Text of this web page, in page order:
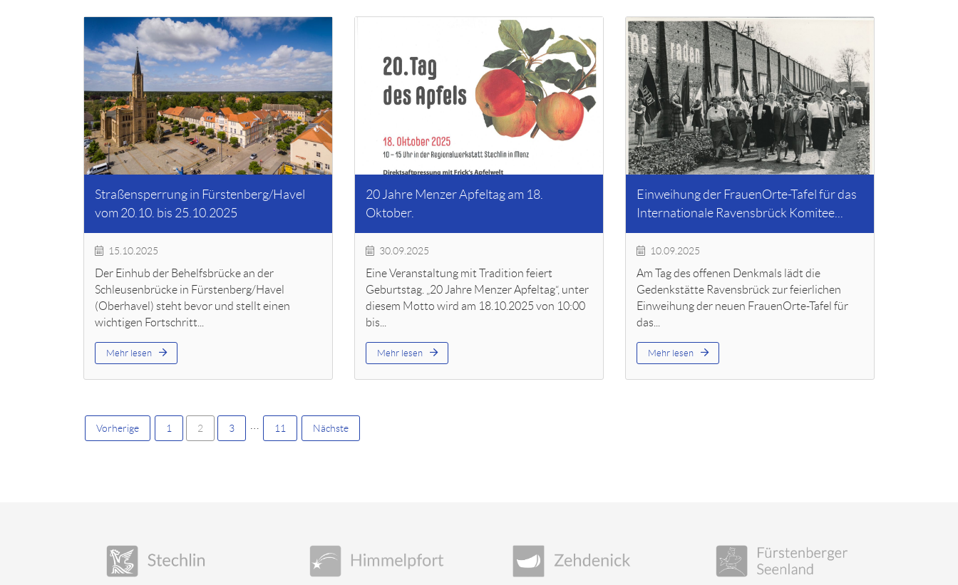
Straßensperrung in Fürstenberg/Havel
vom 20.10. bis 25.10.2025
15.10.2025
Der Einhub der Behelfsbrücke an der
Schleusenbrücke in Fürstenberg/Havel
(Oberhavel) steht bevor und stellt einen
wichtigen Fortschritt...
Mehr lesen
20 Jahre Menzer Apfeltag am 18.
Oktober.
30.09.2025
Eine Veranstaltung mit Tradition feiert
Geburtstag. „20 Jahre Menzer Apfeltag“, unter
diesem Motto wird am 18.10.2025 von 10:00
bis...
Mehr lesen
Einweihung der FrauenOrte-Tafel für das
Internationale Ravensbrück Komitee...
10.09.2025
Am Tag des offenen Denkmals lädt die
Gedenkstätte Ravensbrück zur feierlichen
Einweihung der neuen FrauenOrte-Tafel für
das...
Mehr lesen
Vorherige 1 2 3 … 11 Nächste